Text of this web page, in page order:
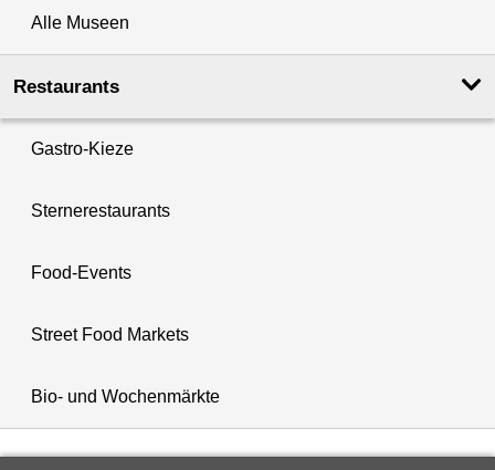
Alle Museen
Restaurants
Gastro-Kieze
Sternerestaurants
Food-Events
Street Food Markets
Bio- und Wochenmärkte